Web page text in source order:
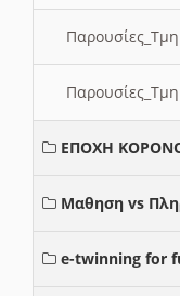
ΕΠΟΧΗ
Μαθηση vs
e-twinning for